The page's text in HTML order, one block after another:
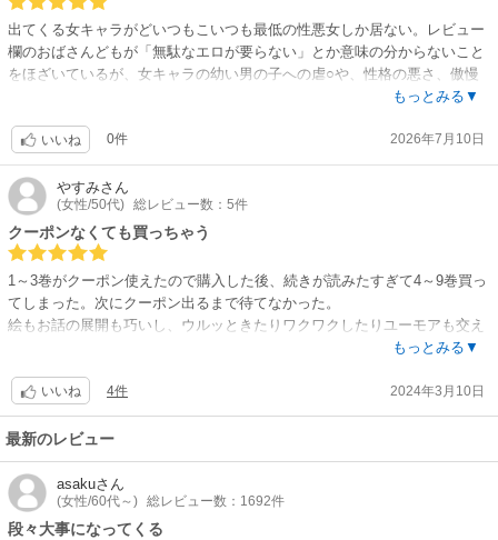
出てくる女キャラがどいつもこいつも最低の性悪女しか居ない。レビュー
欄のおばさんどもが「無駄なエロが要らない」とか意味の分からないこと
をほざいているが、女キャラの幼い男の子への虐○や、性格の悪さ、傲慢
さには何も触れない理由は何だ？ただ男性作者を叩きたいフェミが多すぎ
どもがBL漫画や青年漫画で幼い男の子のキャラに対して「ぐしょぐしょに
なるまでわからせたい」だの「太ももぺろぺろしたい」とか激きしょコメ
ントしてるくせによく言えたものだな。
もっとみる▼
いいね 0件 2026年7月10日
やすみさん
(女性/50代) 総レビュー数：5件
クーポンなくても買っちゃう
1～3巻がクーポン使えたので購入した後、続きが読みたすぎて4～9巻買っ
てしまった。次にクーポン出るまで待てなかった。
絵もお話の展開も巧いし、ウルッときたりワクワクしたりユーモアも交え
間関係や考え方など後悔してて、転生後にそれを反省しながら成長してい
ってるのが人間くさくて最後まで見届けたくなっちゃう。
もっとみる▼
いいね 4件 2024年3月10日
最新のレビュー
asakuさん
(女性/60代～) 総レビュー数：1692件
段々大事になってくる